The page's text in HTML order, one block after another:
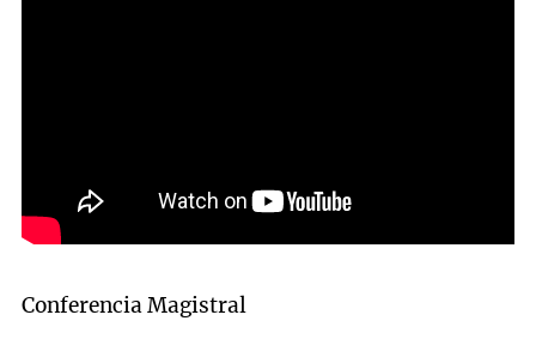
Conferencia Magistral